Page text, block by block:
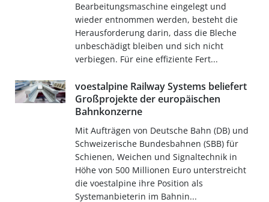
Bearbeitungsmaschine eingelegt und
wieder entnommen werden, besteht die
Herausforderung darin, dass die Bleche
unbeschädigt bleiben und sich nicht
verbiegen. Für eine effiziente Fert...
voestalpine Railway Systems beliefert
Großprojekte der europäischen
Bahnkonzerne
Mit Aufträgen von Deutsche Bahn (DB) und
Schweizerische Bundesbahnen (SBB) für
Schienen, Weichen und Signaltechnik in
Höhe von 500 Millionen Euro unterstreicht
die voestalpine ihre Position als
Systemanbieterin im Bahnin...